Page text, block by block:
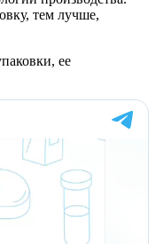
тем лучше,
ее